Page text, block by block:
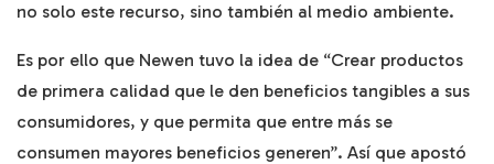
no solo este recurso, sino también al medio ambiente.
Es por ello que Newen tuvo la idea de “Crear productos
de primera calidad que le den beneficios tangibles a sus
consumidores, y que permita que entre más se
consumen mayores beneficios generen”. Así que apostó